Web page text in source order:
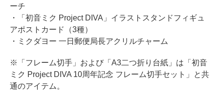
ーチ
・「初音ミク Project DIVA」イラストスタンドフィギュ
アポストカード（3種）
・ミクダヨー 一日郵便局長アクリルチャーム
※「フレーム切手」および「A3二つ折り台紙」は「初音
ミク Project DIVA 10周年記念 フレーム切手セット」と共
通のアイテム。